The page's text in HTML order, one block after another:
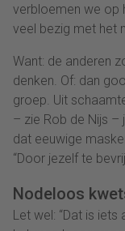
verbloemen we op
veel bezig met het
Want: de anderen
denken. Of: dan
groep. Uit
– zie Rob de Nijs
dat eeuwige
“Door jezelf te
Nodeloos
Let wel: “Dat is iets